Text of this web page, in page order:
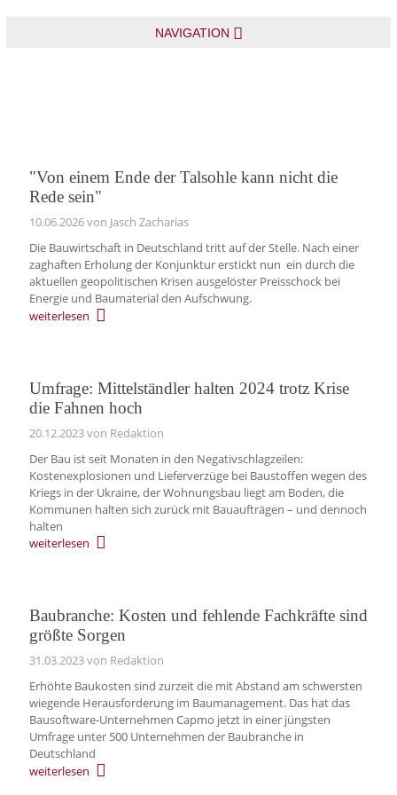
NAVIGATION
"Von einem Ende der Talsohle kann nicht die
Rede sein"
10.06.2026von Jasch Zacharias
Die Bauwirtschaft in Deutschland tritt auf der Stelle. Nach einer
zaghaften Erholung der Konjunktur erstickt nun ein durch die
aktuellen geopolitischen Krisen ausgelöster Preisschock bei
Energie und Baumaterial den Aufschwung.
weiterlesen
Umfrage: Mittelständler halten 2024 trotz Krise
die Fahnen hoch
20.12.2023von Redaktion
Der Bau ist seit Monaten in den Negativschlagzeilen:
Kostenexplosionen und Lieferverzüge bei Baustoffen wegen des
Kriegs in der Ukraine, der Wohnungsbau liegt am Boden, die
Kommunen halten sich zurück mit Bauaufträgen – und dennoch
halten
weiterlesen
Baubranche: Kosten und fehlende Fachkräfte sind
größte Sorgen
31.03.2023von Redaktion
Erhöhte Baukosten sind zurzeit die mit Abstand am schwersten
wiegende Herausforderung im Baumanagement. Das hat das
Bausoftware-Unternehmen Capmo jetzt in einer jüngsten
Umfrage unter 500 Unternehmen der Baubranche in
Deutschland
weiterlesen